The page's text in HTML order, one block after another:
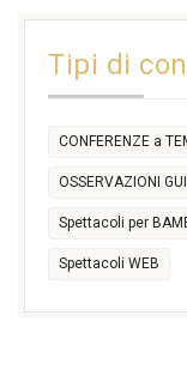
17:30
Tipi di
CONFERENZE a
OSSERVAZIONI
Spettacoli per
Spettacoli WEB